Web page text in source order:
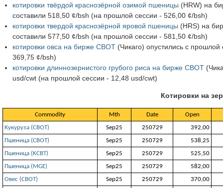
котировки твёрдой краснозёрной озимой пшеницы (HRW) на
составили 518,50 ¢/bsh (на прошлой сессии - 526,00 ¢/bsh)
котировки твердой краснозёрной яровой пшеницы (HRS) на
составили 577,50 ¢/bsh (на прошлой сессии - 581,50 ¢/bsh)
котировки овса на бирже CBOT(Чикаго) опустились с
369,75 ¢/bsh)
котировки длиннозернистого грубого риса на бирже CBOT
usd/cwt (на прошлой сессии - 12,48 usd/cwt)
Котировки на
Commodity Mth Date
Open
Кукуруза (СВОТ)
Sep25 250729
392,00
Пшеница (СВОТ)
Sep25 250729
538,25
Пшеница (KCBT)
Sep25 250729
525,50
Пшеница (MGE)
Sep25 250729
582,00
Овес (СВОТ)
Sep25 250729
370,00